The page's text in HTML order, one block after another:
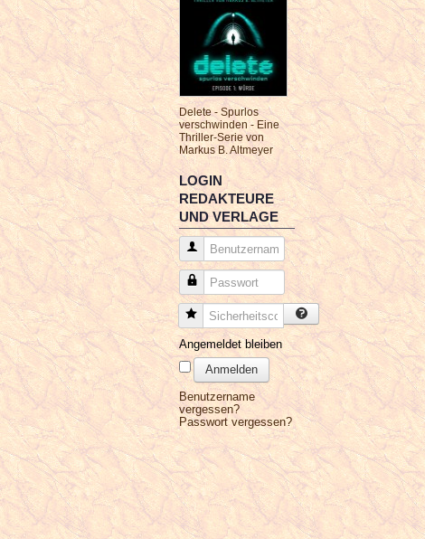
Delete - Spurlos
verschwinden - Eine
Thriller-Serie von
Markus B. Altmeyer
LOGIN
REDAKTEURE
UND VERLAGE
Benutzername
Passwort
Sicherheitscode
Angemeldet bleiben
Anmelden
Benutzername
vergessen?
Passwort vergessen?